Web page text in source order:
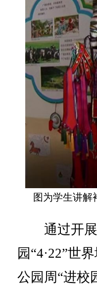
图为学生讲解
通过开展
园“4·22”世
公园周“进校